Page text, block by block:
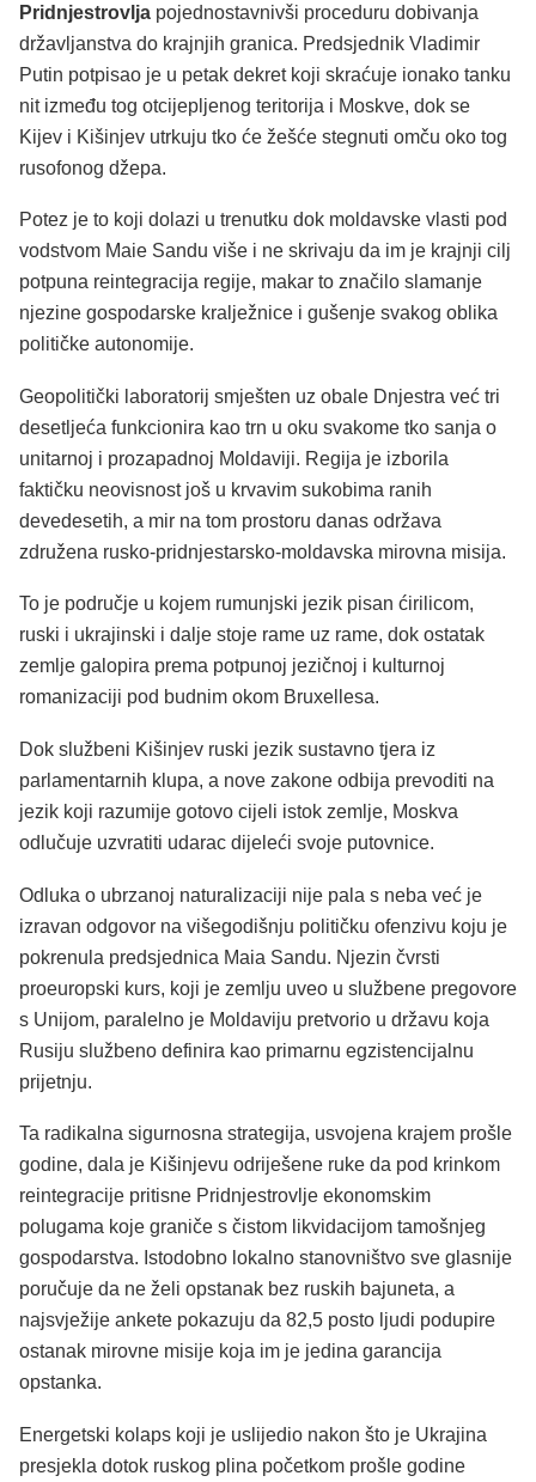
Pridnjestrovlja pojednostavnivši proceduru dobivanja
državljanstva do krajnjih granica. Predsjednik Vladimir
Putin potpisao je u petak dekret koji skraćuje ionako tanku
nit između tog otcijepljenog teritorija i Moskve, dok se
Kijev i Kišinjev utrkuju tko će žešće stegnuti omču oko tog
rusofonog džepa.
Potez je to koji dolazi u trenutku dok moldavske vlasti pod
vodstvom Maie Sandu više i ne skrivaju da im je krajnji cilj
potpuna reintegracija regije, makar to značilo slamanje
njezine gospodarske kralježnice i gušenje svakog oblika
političke autonomije.
Geopolitički laboratorij smješten uz obale Dnjestra već tri
desetljeća funkcionira kao trn u oku svakome tko sanja o
unitarnoj i prozapadnoj Moldaviji. Regija je izborila
faktičku neovisnost još u krvavim sukobima ranih
devedesetih, a mir na tom prostoru danas održava
združena rusko-pridnjestarsko-moldavska mirovna misija.
To je područje u kojem rumunjski jezik pisan ćirilicom,
ruski i ukrajinski i dalje stoje rame uz rame, dok ostatak
zemlje galopira prema potpunoj jezičnoj i kulturnoj
romanizaciji pod budnim okom Bruxellesa.
Dok službeni Kišinjev ruski jezik sustavno tjera iz
parlamentarnih klupa, a nove zakone odbija prevoditi na
jezik koji razumije gotovo cijeli istok zemlje, Moskva
odlučuje uzvratiti udarac dijeleći svoje putovnice.
Odluka o ubrzanoj naturalizaciji nije pala s neba već je
izravan odgovor na višegodišnju političku ofenzivu koju je
pokrenula predsjednica Maia Sandu. Njezin čvrsti
proeuropski kurs, koji je zemlju uveo u službene pregovore
s Unijom, paralelno je Moldaviju pretvorio u državu koja
Rusiju službeno definira kao primarnu egzistencijalnu
prijetnju.
Ta radikalna sigurnosna strategija, usvojena krajem prošle
godine, dala je Kišinjevu odriješene ruke da pod krinkom
reintegracije pritisne Pridnjestrovlje ekonomskim
polugama koje graniče s čistom likvidacijom tamošnjeg
gospodarstva. Istodobno lokalno stanovništvo sve glasnije
poručuje da ne želi opstanak bez ruskih bajuneta, a
najsvježije ankete pokazuju da 82,5 posto ljudi podupire
ostanak mirovne misije koja im je jedina garancija
opstanka.
Energetski kolaps koji je uslijedio nakon što je Ukrajina
presjekla dotok ruskog plina početkom prošle godine